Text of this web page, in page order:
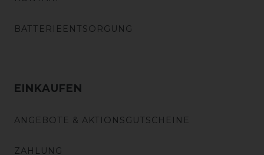
BATTERIEENTSORGUNG
EINKAUFEN
ANGEBOTE & AKTIONSGUTSCHEINE
ZAHLUNG